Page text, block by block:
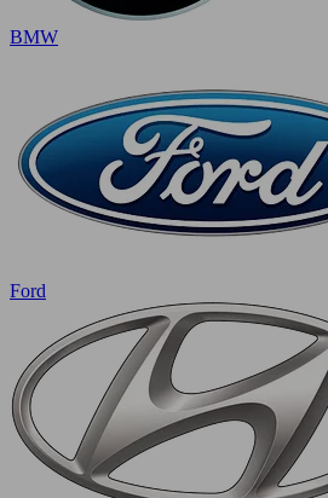
BMW
Ford